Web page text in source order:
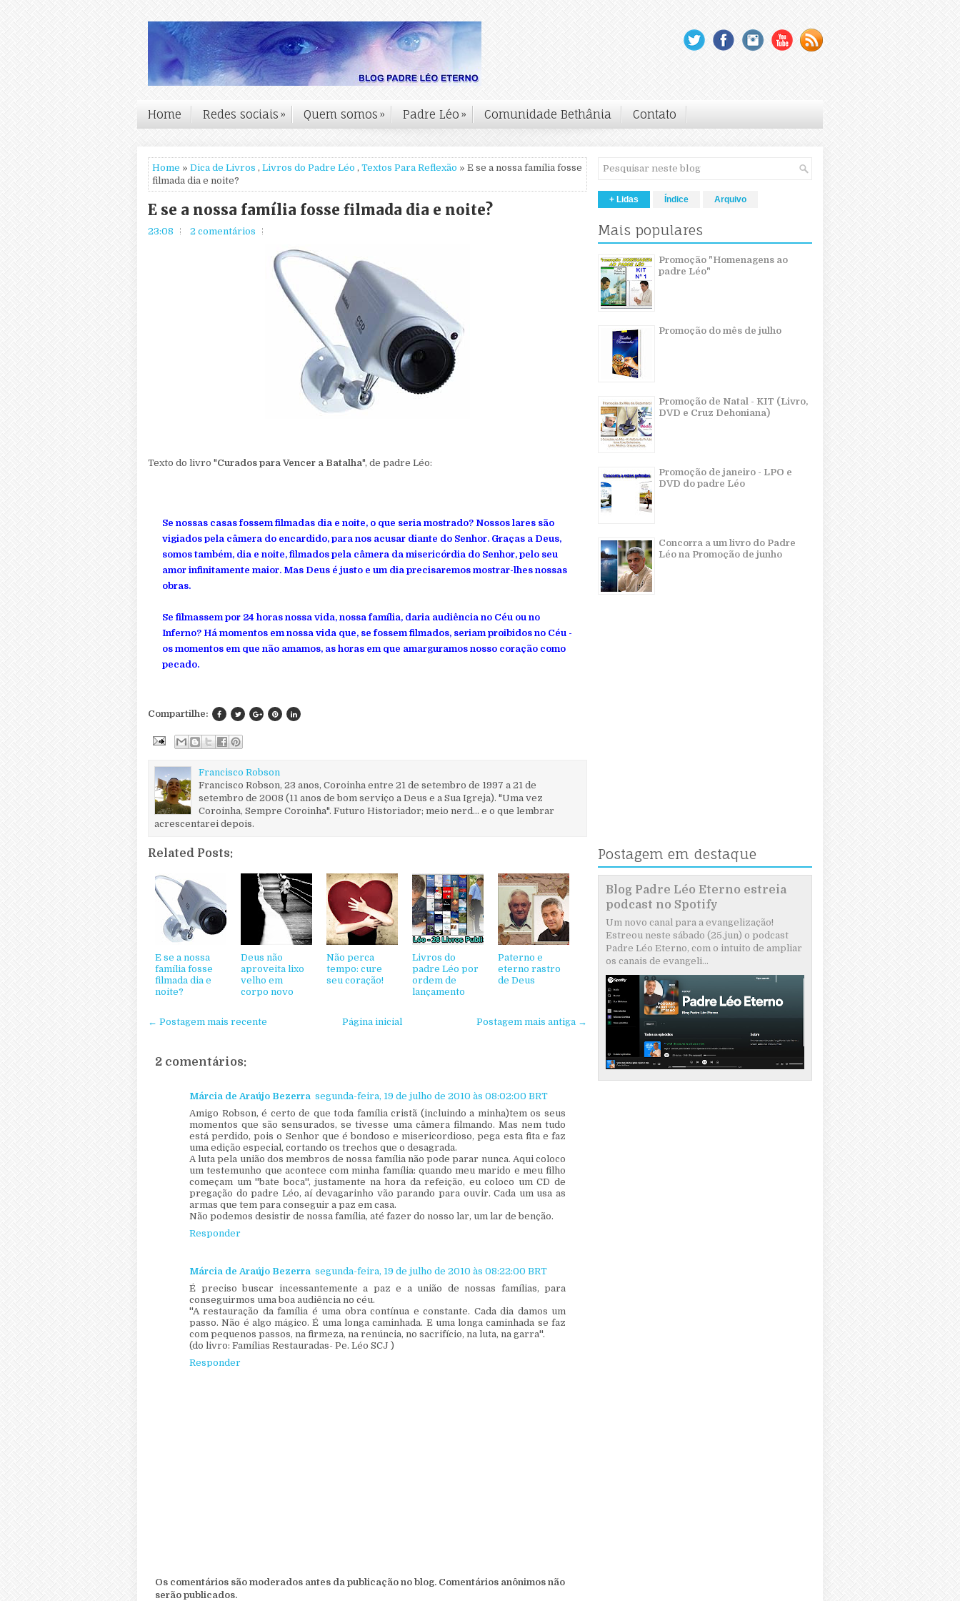
Home Redes sociais » Quem somos » Padre Léo » Comunidade Bethânia Contato
Home » Dica de Livros , Livros do Padre Léo , Textos Para Reflexão » E se a nossa família fosse
filmada dia e noite?
E se a nossa família fosse filmada dia e noite?
23:08 2 comentários
Texto do livro "Curados para Vencer a Batalha", de padre Léo:
Se nossas casas fossem filmadas dia e noite, o que seria mostrado? Nossos lares são
vigiados pela câmera do encardido, para nos acusar diante do Senhor. Graças a Deus,
somos também, dia e noite, filmados pela câmera da misericórdia do Senhor, pelo seu
amor infinitamente maior. Mas Deus é justo e um dia precisaremos mostrar-lhes nossas
obras.
Se filmassem por 24 horas nossa vida, nossa família, daria audiência no Céu ou no
Inferno? Há momentos em nossa vida que, se fossem filmados, seriam proibidos no Céu -
os momentos em que não amamos, as horas em que amarguramos nosso coração como
pecado.
Compartilhe:
Francisco Robson
Francisco Robson, 23 anos, Coroinha entre 21 de setembro de 1997 a 21 de
setembro de 2008 (11 anos de bom serviço a Deus e a Sua Igreja). "Uma vez
Coroinha, Sempre Coroinha". Futuro Historiador; meio nerd... e o que lembrar
acrescentarei depois.
Related Posts:
E se a nossa
família fosse
filmada dia e
noite?
Deus não
aproveita lixo
velho em
corpo novo
Não perca
tempo: cure
seu coração!
Livros do
padre Léo por
ordem de
lançamento
Paterno e
eterno rastro
de Deus
← Postagem mais recente Postagem mais antiga →
Página inicial
2 comentários:
Márcia de Araújo Bezerra segunda-feira, 19 de julho de 2010 às 08:02:00 BRT
Amigo Robson, é certo de que toda família cristã (incluindo a minha)tem os seus
momentos que são sensurados, se tivesse uma câmera filmando. Mas nem tudo
está perdido, pois o Senhor que é bondoso e misericordioso, pega esta fita e faz
uma edição especial, cortando os trechos que o desagrada.
A luta pela união dos membros de nossa família não pode parar nunca. Aqui coloco
um testemunho que acontece com minha família: quando meu marido e meu filho
começam um ''bate boca'', justamente na hora da refeição, eu coloco um CD de
pregação do padre Léo, aí devagarinho vão parando para ouvir. Cada um usa as
armas que tem para conseguir a paz em casa.
Não podemos desistir de nossa família, até fazer do nosso lar, um lar de benção.
Responder
Márcia de Araújo Bezerra segunda-feira, 19 de julho de 2010 às 08:22:00 BRT
É preciso buscar incessantemente a paz e a união de nossas famílias, para
conseguirmos uma boa audiência no céu.
''A restauração da família é uma obra contínua e constante. Cada dia damos um
passo. Não é algo mágico. É uma longa caminhada. E uma longa caminhada se faz
com pequenos passos, na firmeza, na renúncia, no sacrifício, na luta, na garra''.
(do livro: Famílias Restauradas- Pe. Léo SCJ )
Responder
Os comentários são moderados antes da publicação no blog. Comentários anônimos não
serão publicados.
+ Lidas Índice Arquivo
Mais populares
Promoção "Homenagens ao
padre Léo"
Promoção do mês de julho
Promoção de Natal - KIT (Livro,
DVD e Cruz Dehoniana)
Promoção de janeiro - LPO e
DVD do padre Léo
Concorra a um livro do Padre
Léo na Promoção de junho
Postagem em destaque
Blog Padre Léo Eterno estreia
podcast no Spotify
Um novo canal para a evangelização!
Estreou neste sábado (25.jun) o podcast
Padre Léo Eterno, com o intuito de ampliar
os canais de evangeli...